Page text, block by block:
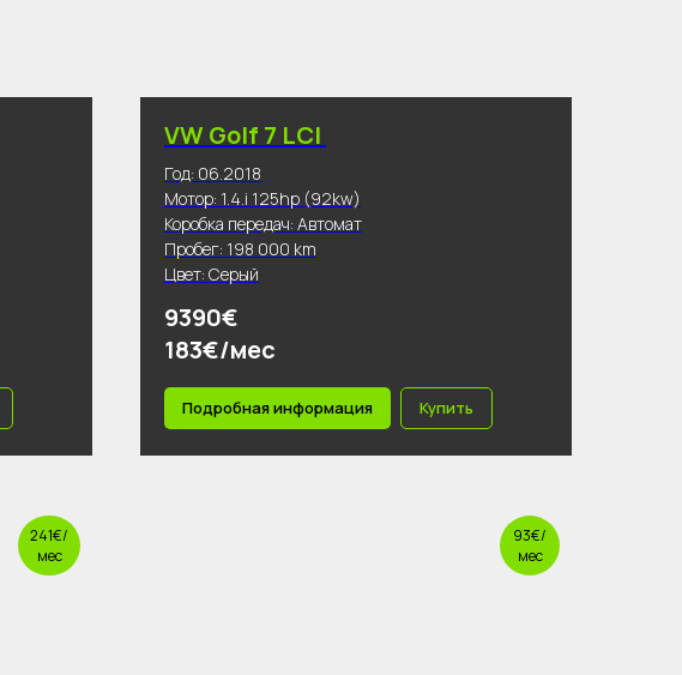
VW Golf 7 LCI
Год: 06.2018
Мотор: 1.4.i 125hp (92kw)
Коробка передач: Автомат
Пробег: 198 000 km
Цвет: Серый
9390€
183€/мес
Подробная информация Купить
241€/
мес
93€/
мес